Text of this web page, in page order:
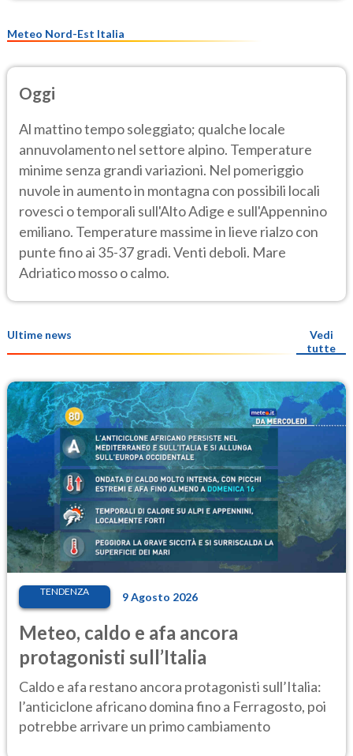
Meteo Nord-Est Italia
Oggi
Al mattino tempo soleggiato; qualche locale
annuvolamento nel settore alpino. Temperature
minime senza grandi variazioni. Nel pomeriggio
nuvole in aumento in montagna con possibili locali
rovesci o temporali sull'Alto Adige e sull'Appennino
emiliano. Temperature massime in lieve rialzo con
punte fino ai 35-37 gradi. Venti deboli. Mare
Adriatico mosso o calmo.
Ultime news
Vedi
tutte
TENDENZA 9 Agosto 2026
Meteo, caldo e afa ancora
protagonisti sull’Italia
Caldo e afa restano ancora protagonisti sull’Italia:
l’anticiclone africano domina fino a Ferragosto, poi
potrebbe arrivare un primo cambiamento